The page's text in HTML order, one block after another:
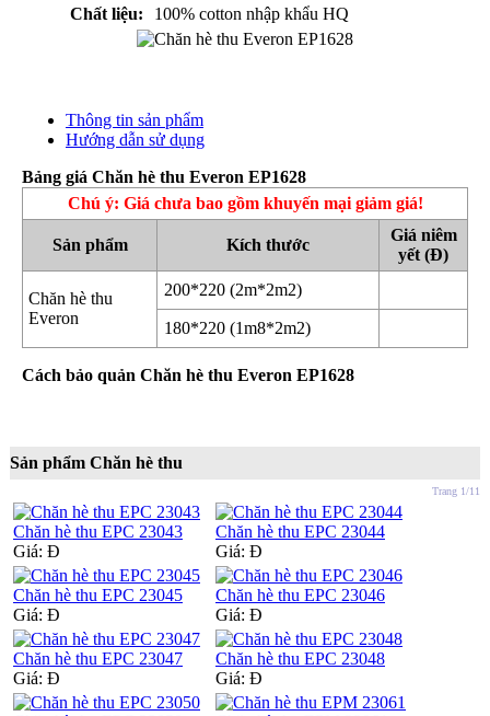
Chất liệu:
100% cotton nhập khẩu HQ
Thông tin sản phẩm
Hướng dẫn sử dụng
Bảng giá Chăn hè thu Everon EP1628
Chú ý: Giá chưa bao gồm khuyến mại giảm giá!
Sản phẩm Kích thước
Giá niêm
yết (Đ)
Chăn hè thu
Everon
200*220 (2m*2m2)
180*220 (1m8*2m2)
Cách bảo quản Chăn hè thu Everon EP1628
Sản phẩm Chăn hè thu
Trang 1/11
Chăn hè thu EPC 23043
Giá: Đ
Chăn hè thu EPC 23044
Giá: Đ
Chăn hè thu EPC 23045
Giá: Đ
Chăn hè thu EPC 23046
Giá: Đ
Chăn hè thu EPC 23047
Giá: Đ
Chăn hè thu EPC 23048
Giá: Đ